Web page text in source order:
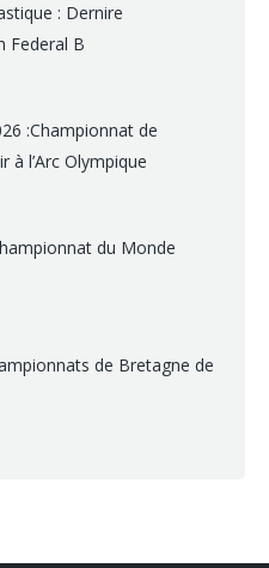
: Dernire
Federal B
:Championnat de
à l’Arc Olympique
du Monde
de Bretagne de